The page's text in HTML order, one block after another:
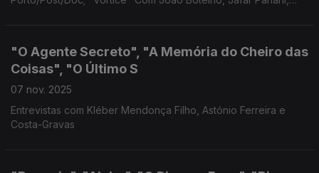
"O Agente Secreto", "A Memória do Cheiro das
Coisas", "O Último S
07 nov. 2025
Entrevistas com Kléber Mendonça Filho, Astónio Ferreira e
Costa-Gravas